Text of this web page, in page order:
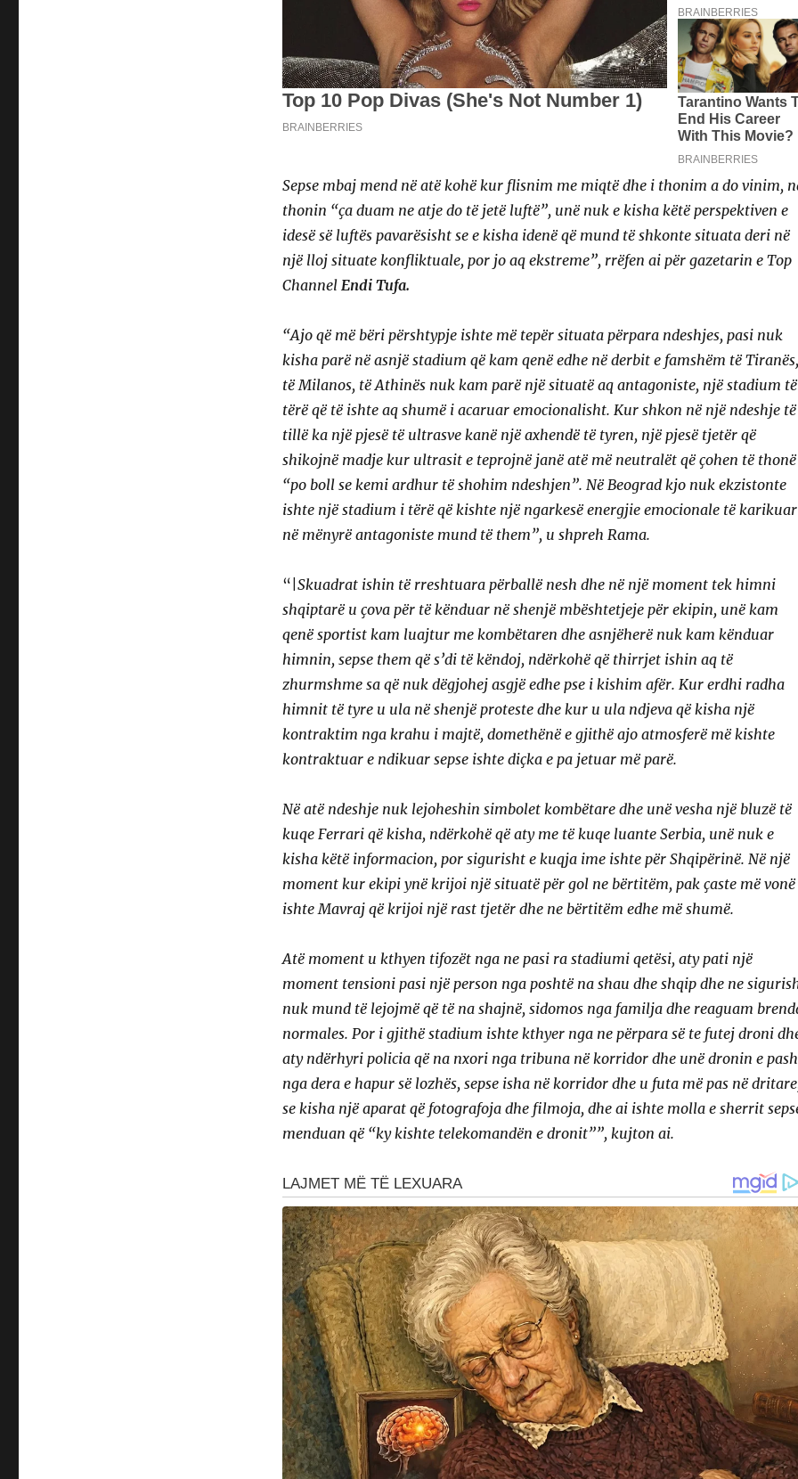
Sepse mbaj mend në atë kohë kur flisnim me miqtë dhe i thonim a do vinim,
thonin “ça duam ne atje do të jetë luftë”, unë nuk e kisha këtë perspektiven e
idesë së luftës pavarësisht se e kisha idenë që mund të shkonte situata deri në
një lloj situate konfliktuale, por jo aq ekstreme”, rrëfen ai për gazetarin e Top
Channel Endi Tufa.
“Ajo që më bëri përshtypje ishte më tepër situata përpara ndeshjes, pasi nuk
kisha parë në asnjë stadium që kam qenë edhe në derbit e famshëm të Tiranës,
të Milanos, të Athinës nuk kam parë një situatë aq antagoniste, një stadium të
tërë që të ishte aq shumë i acaruar emocionalisht. Kur shkon në një ndeshje të
tillë ka një pjesë të ultrasve kanë një axhendë të tyren, një pjesë tjetër që
shikojnë madje kur ultrasit e teprojnë janë atë më neutralët që çohen të thonë
“po boll se kemi ardhur të shohim ndeshjen”. Në Beograd kjo nuk ekzistonte
ishte një stadium i tërë që kishte një ngarkesë energjie emocionale të karikuar
në mënyrë antagoniste mund të them”, u shpreh Rama.
“| Skuadrat ishin të rreshtuara përballë nesh dhe në një moment tek himni
shqiptarë u çova për të kënduar në shenjë mbështetjeje për ekipin, unë kam
qenë sportist kam luajtur me kombëtaren dhe asnjëherë nuk kam kënduar
himnin, sepse them që s’di të këndoj, ndërkohë që thirrjet ishin aq të
zhurmshme sa që nuk dëgjohej asgjë edhe pse i kishim afër. Kur erdhi radha
himnit të tyre u ula në shenjë proteste dhe kur u ula ndjeva që kisha një
kontraktim nga krahu i majtë, domethënë e gjithë ajo atmosferë më kishte
kontraktuar e ndikuar sepse ishte diçka e pa jetuar më parë.
Në atë ndeshje nuk lejoheshin simbolet kombëtare dhe unë vesha një bluzë të
kuqe Ferrari që kisha, ndërkohë që aty me të kuqe luante Serbia, unë nuk e
kisha këtë informacion, por sigurisht e kuqja ime ishte për Shqipërinë. Në një
moment kur ekipi ynë krijoi një situatë për gol ne bërtitëm, pak çaste më vonë
ishte Mavraj që krijoi një rast tjetër dhe ne bërtitëm edhe më shumë.
Atë moment u kthyen tifozët nga ne pasi ra stadiumi qetësi, aty pati një
moment tensioni pasi një person nga poshtë na shau dhe shqip dhe ne
nuk mund të lejojmë që të na shajnë, sidomos nga familja dhe reaguam
normales. Por i gjithë stadium ishte kthyer nga ne përpara së te futej droni
aty ndërhyri policia që na nxori nga tribuna në korridor dhe unë dronin e
nga dera e hapur së lozhës, sepse isha në korridor dhe u futa më pas në
se kisha një aparat që fotografoja dhe filmoja, dhe ai ishte molla e sherrit
menduan që “ky kishte telekomandën e dronit””, kujton ai.